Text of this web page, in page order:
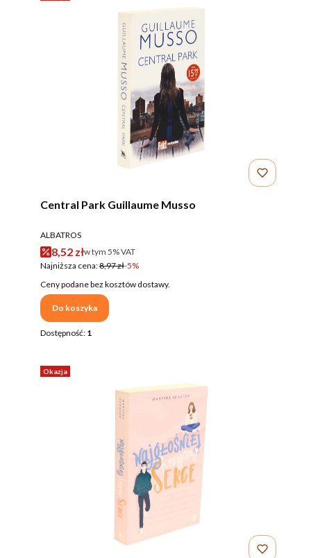
Central Park Guillaume Musso
PRODUCENT
ALBATROS
Cena promocyjna brutto
8,52 złw tym %s VAT
w tym 5%VAT
Najniższa cena:8,97 zł-5%
Ceny podane bez kosztów dostawy.
Do koszyka
Dostępność: 1
Okazja